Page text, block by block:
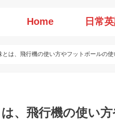
Home 日常
とは、飛行機の使い方やフットボールの使
、飛行機の使い